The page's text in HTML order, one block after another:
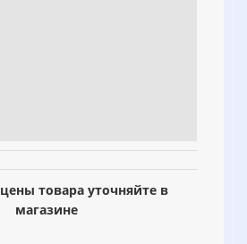
товара уточняйте в
магазине